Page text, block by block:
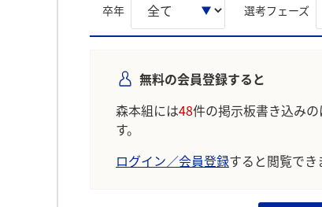
卒年 選考フェーズ
無料の会員登録すると
森本組には48件の掲示板書き込み
す。
ログイン／会員登録すると閲覧でき